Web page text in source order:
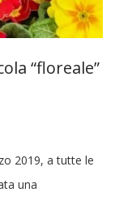
“floreale”
2019, a tutte le
una